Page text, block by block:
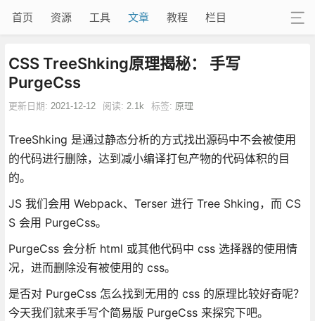
首页 资源 工具 文章 教程 栏目
CSS TreeShking原理揭秘： 手写
PurgeCss
更新日期: 2021-12-12 阅读: 2.1k 标签: 原理
TreeShking 是通过静态分析的方式找出源码中不会被使用
的代码进行删除，达到减小编译打包产物的代码体积的目
的。
JS 我们会用 Webpack、Terser 进行 Tree Shking，而 CS
S 会用 PurgeCss。
PurgeCss 会分析 html 或其他代码中 css 选择器的使用情
况，进而删除没有被使用的 css。
是否对 PurgeCss 怎么找到无用的 css 的原理比较好奇呢？
今天我们就来手写个简易版 PurgeCss 来探究下吧。